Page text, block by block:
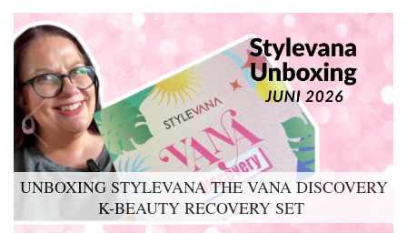
UNBOXING STYLEVANA THE VANA DISCOVERY
K-BEAUTY RECOVERY SET